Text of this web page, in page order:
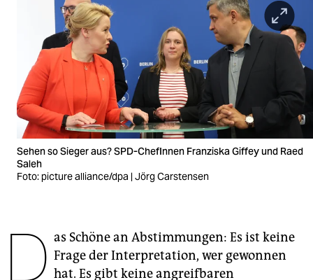
wahrheit
verlag
verlag
veranstaltungen
shop
genossenschaft
Sehen so Sieger aus? SPD-ChefInnen Franziska Giffey und Raed
Saleh
Foto: picture alliance/dpa | Jörg Carstensen
D as Schöne an Abstimmungen: Es ist keine
Frage der Interpretation, wer gewonnen
hat. Es gibt keine angreifbaren